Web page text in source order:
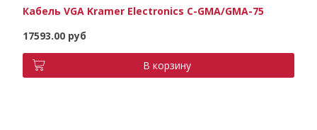
Кабель VGA Kramer Electronics C-GMA/GMA-75
17593.00 руб
В корзину